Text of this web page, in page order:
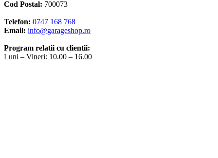
Cod Postal: 700073
Telefon: 0747 168 768
Email: info@garageshop.ro
Program relatii cu clientii:
Luni – Vineri: 10.00 – 16.00